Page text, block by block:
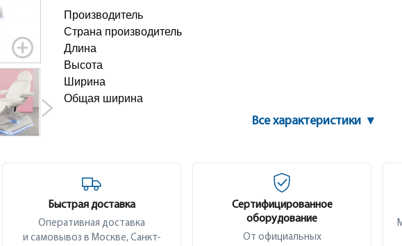
Производитель
Страна производитель
Длина
Высота
Ширина
Общая ширина
Все характеристики ▾
Быстрая доставка
Оперативная доставка
и самовывоз в Москве, Санкт-
Сертифицированное
оборудование
От официальных